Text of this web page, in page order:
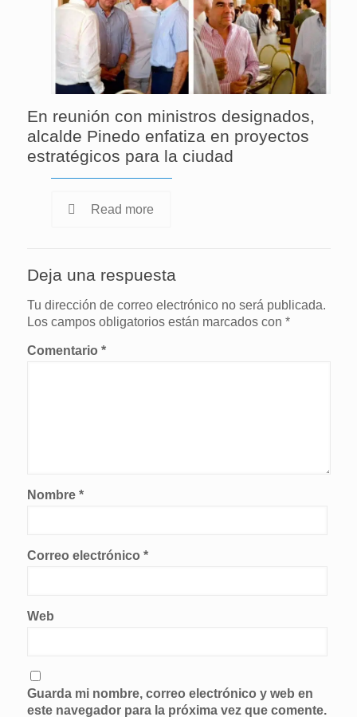
En reunión con ministros designados,
alcalde Pinedo enfatiza en proyectos
estratégicos para la ciudad
Read more
Deja una respuesta
Tu dirección de correo electrónico no será publicada.
Los campos obligatorios están marcados con *
Comentario *
Nombre *
Correo electrónico *
Web
Guarda mi nombre, correo electrónico y web en
este navegador para la próxima vez que comente.